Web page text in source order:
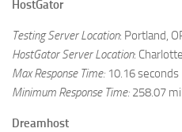
HostGator
Testing Server Location: Portland,
HostGator Server Location:
Max Response Time: 10.16 seconds
Minimum Response Time: 258.07
Dreamhost